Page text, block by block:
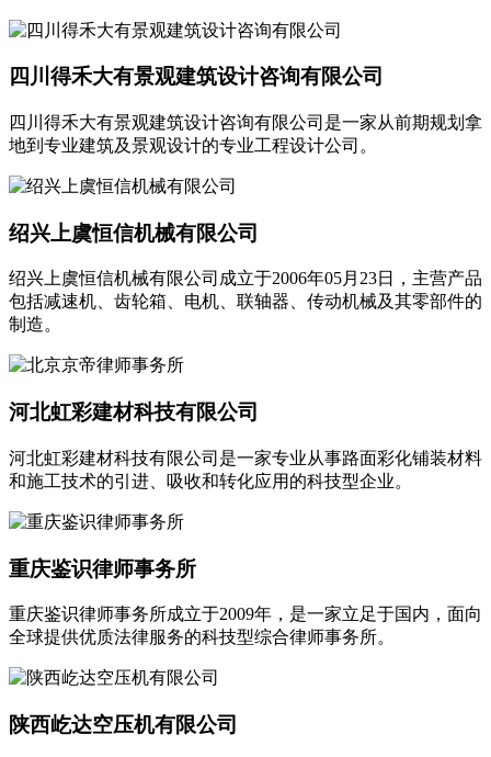
四川得禾大有景观建筑设计咨询有限公司
四川得禾大有景观建筑设计咨询有限公司是一家从前期规划拿
地到专业建筑及景观设计的专业工程设计公司。
绍兴上虞恒信机械有限公司
绍兴上虞恒信机械有限公司成立于2006年05月23日，主营产品
包括减速机、齿轮箱、电机、联轴器、传动机械及其零部件的
制造。
河北虹彩建材科技有限公司
河北虹彩建材科技有限公司是一家专业从事路面彩化铺装材料
和施工技术的引进、吸收和转化应用的科技型企业。
重庆鉴识律师事务所
重庆鉴识律师事务所成立于2009年，是一家立足于国内，面向
全球提供优质法律服务的科技型综合律师事务所。
陕西屹达空压机有限公司